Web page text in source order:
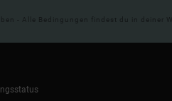
- Alle Bedingungen findest du in deiner